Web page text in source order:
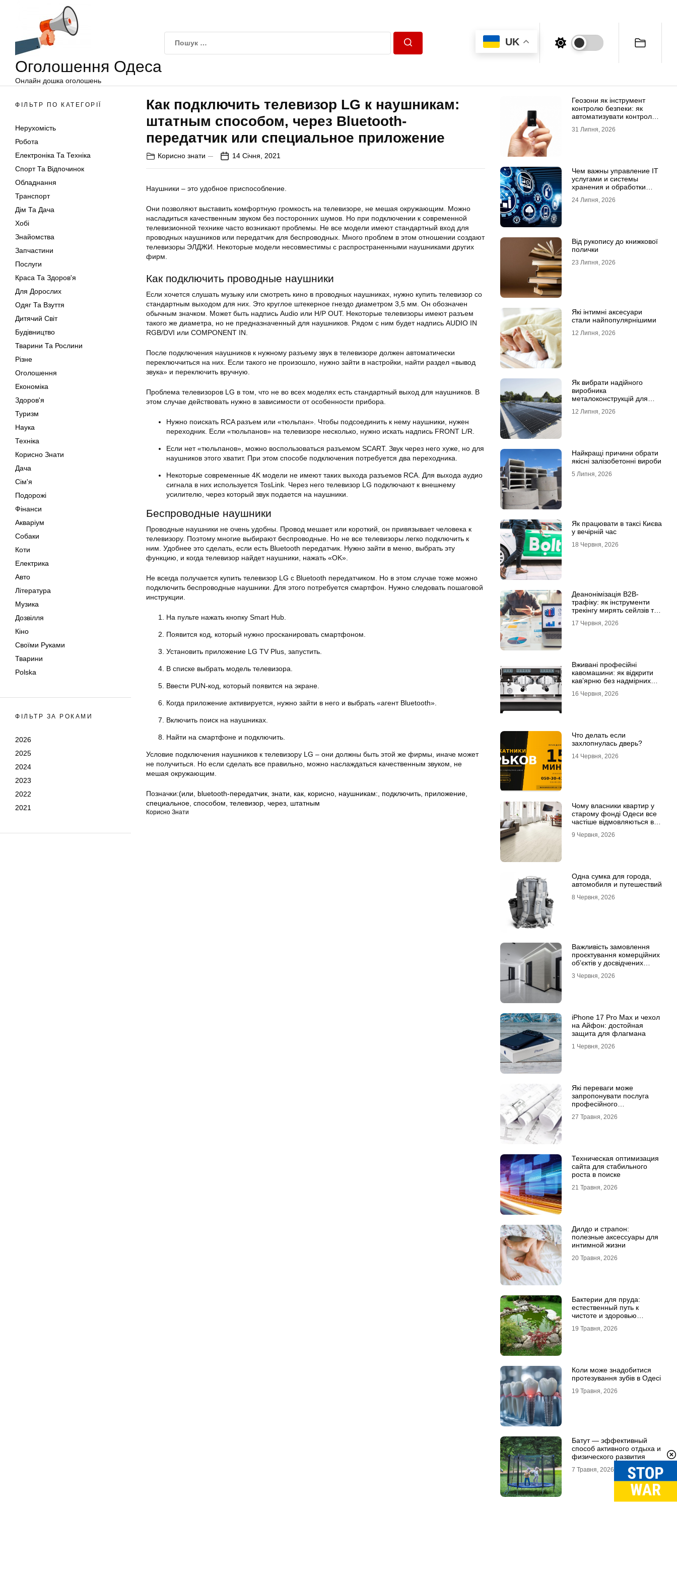
Оголошення Одеса
Онлайн дошка оголошень
UK
ФІЛЬТР ПО КАТЕГОРІЇ
Нерухомість
Робота
Електроніка Та Техніка
Спорт Та Відпочинок
Обладнання
Транспорт
Дім Та Дача
Хобі
Знайомства
Запчастини
Послуги
Краса Та Здоров'я
Для Дорослих
Одяг Та Взуття
Дитячий Світ
Будівництво
Тварини Та Рослини
Різне
Оголошення
Економіка
Здоров'я
Туризм
Наука
Техніка
Корисно Знати
Дача
Сім'я
Подорожі
Фінанси
Акваріум
Собаки
Коти
Електрика
Авто
Література
Музика
Дозвілля
Кіно
Своїми Руками
Тварини
Polska
ФІЛЬТР ЗА РОКАМИ
2026
2025
2024
2023
2022
2021
Как подключить телевизор LG к наушникам:
штатным способом, через Bluetooth-
передатчик или специальное приложение
Корисно знати 14 Січня, 2021
Наушники – это удобное приспособление.
Они позволяют выставить комфортную громкость на телевизоре, не мешая окружающим. Можно
насладиться качественным звуком без посторонних шумов. Но при подключении к современной
телевизионной технике часто возникают проблемы. Не все модели имеют стандартный вход для
проводных наушников или передатчик для беспроводных. Много проблем в этом отношении создают
телевизоры ЭЛДЖИ. Некоторые модели несовместимы с распространенными наушниками других
фирм.
Как подключить проводные наушники
Если хочется слушать музыку или смотреть кино в проводных наушниках, нужно купить телевизор со
стандартным выходом для них. Это круглое штекерное гнездо диаметром 3,5 мм. Он обозначен
обычным значком. Может быть надпись Audio или H/P OUT. Некоторые телевизоры имеют разъем
такого же диаметра, но не предназначенный для наушников. Рядом с ним будет надпись AUDIO IN
RGB/DVI или COMPONENT IN.
После подключения наушников к нужному разъему звук в телевизоре должен автоматически
переключчиться на них. Если такого не произошло, нужно зайти в настройки, найти раздел «вывод
звука» и переключить вручную.
Проблема телевизоров LG в том, что не во всех моделях есть стандартный выход для наушников. В
этом случае действовать нужно в зависимости от особенности прибора.
Нужно поискать RCA разъем или «тюльпан». Чтобы подсоединить к нему наушники, нужен
переходник. Если «тюльпанов» на телевизоре несколько, нужно искать надпись FRONT L/R.
Если нет «тюльпанов», можно воспользоваться разъемом SCART. Звук через него хуже, но для
наушников этого хватит. При этом способе подключения потребуется два переходника.
Некоторые современные 4K модели не имеют таких выхода разъемов RCA. Для выхода аудио
сигнала в них используется TosLink. Через него телевизор LG подключают к внешнему
усилителю, через который звук подается на наушники.
Беспроводные наушники
Проводные наушники не очень удобны. Провод мешает или короткий, он привязывает человека к
телевизору. Поэтому многие выбирают беспроводные. Но не все телевизоры легко подключить к
ним. Удобнее это сделать, если есть Bluetooth передатчик. Нужно зайти в меню, выбрать эту
функцию, и когда телевизор найдет наушники, нажать «OK».
Не всегда получается купить телевизор LG с Bluetooth передатчиком. Но в этом случае тоже можно
подключить беспроводные наушники. Для этого потребуется смартфон. Нужно следовать пошаговой
инструкции.
На пульте нажать кнопку Smart Hub.
Появится код, который нужно просканировать смартфоном.
Установить приложение LG TV Plus, запустить.
В списке выбрать модель телевизора.
Ввести PUN-код, который появится на экране.
Когда приложение активируется, нужно зайти в него и выбрать «агент Bluetooth».
Включить поиск на наушниках.
Найти на смартфоне и подключить.
Условие подключения наушников к телевизору LG – они должны быть этой же фирмы, иначе может
не получиться. Но если сделать все правильно, можно наслаждаться качественным звуком, не
мешая окружающим.
Позначки:(или bluetooth-передатчик знати как корисно наушникам: подключить приложение
специальное способом телевизор через штатным
Корисно Знати
Геозони як інструмент
контролю безпеки: як
автоматизувати контроль
31 Липня, 2026
Чем важны управление IT
услугами и системы
хранения и обработки
24 Липня, 2026
Від рукопису до книжкової
полички
23 Липня, 2026
Які інтимні аксесуари
стали найпопулярнішими
12 Липня, 2026
Як вибрати надійного
виробника
металоконструкцій для
12 Липня, 2026
Найкращі причини обрати
якісні залізобетонні вироби
5 Липня, 2026
Як працювати в таксі Києва
у вечірній час
18 Червня, 2026
Деанонімізація B2B-
трафіку: як інструменти
трекінгу мирять сейлзів та
17 Червня, 2026
Вживані професійні
кавомашини: як відкрити
кав’ярню без надмірних
16 Червня, 2026
Что делать если
захлопнулась дверь?
14 Червня, 2026
Чому власники квартир у
старому фонді Одеси все
частіше відмовляються від
ламінату
9 Червня, 2026
Одна сумка для города,
автомобиля и путешествий
8 Червня, 2026
Важливість замовлення
проєктування комерційних
об’єктів у досвідчених
3 Червня, 2026
iPhone 17 Pro Max и чехол
на Айфон: достойная
защита для флагмана
1 Червня, 2026
Які переваги може
запропонувати послуга
професійного
27 Травня, 2026
Техническая оптимизация
сайта для стабильного
роста в поиске
21 Травня, 2026
Дилдо и страпон:
полезные аксессуары для
интимной жизни
20 Травня, 2026
Бактерии для пруда:
естественный путь к
чистоте и здоровью
19 Травня, 2026
Коли може знадобитися
протезування зубів в Одесі
19 Травня, 2026
Батут — эффективный
способ активного отдыха и
физического развития
7 Травня, 2026